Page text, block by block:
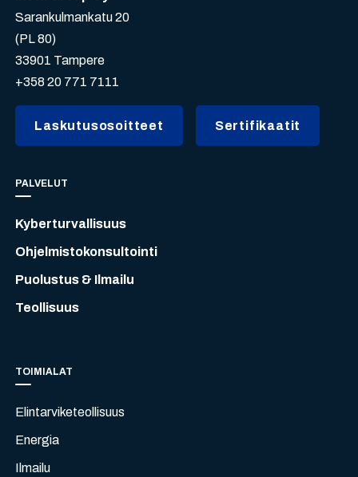
Sarankulmankatu 20
(PL 80)
33901 Tampere
+358 20 771 7111
Laskutusosoitteet Sertifikaatit
PALVELUT
Kyberturvallisuus
Ohjelmistokonsultointi
Puolustus & Ilmailu
Teollisuus
TOIMIALAT
Elintarviketeollisuus
Energia
Ilmailu